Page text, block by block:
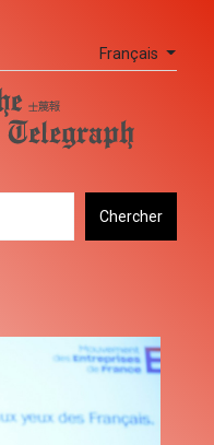
Français
Chercher